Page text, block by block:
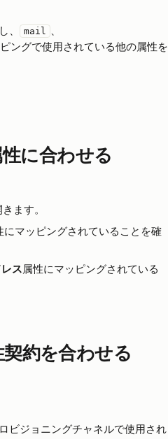
、 mail 、
ングで使用されている他の属性を
に合わせる
ます。
にマッピングされていることを確
ス属性にマッピングされている
約を合わせる
ビジョニングチャネルで使用され